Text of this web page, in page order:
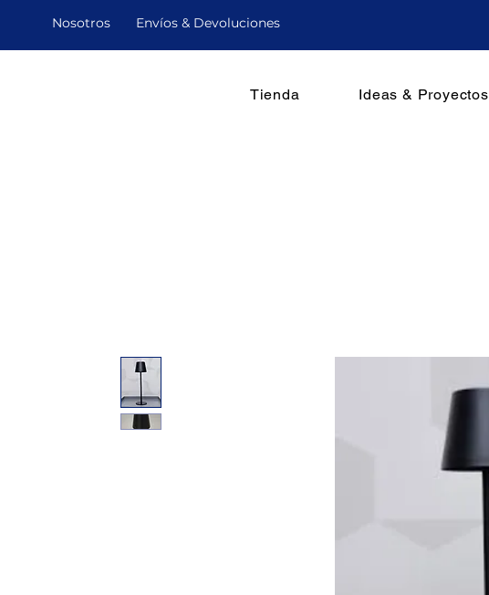
Nosotros Envíos & Devoluciones
Tienda Ideas & Proyectos